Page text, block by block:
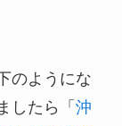
のようにな
したら「 沖